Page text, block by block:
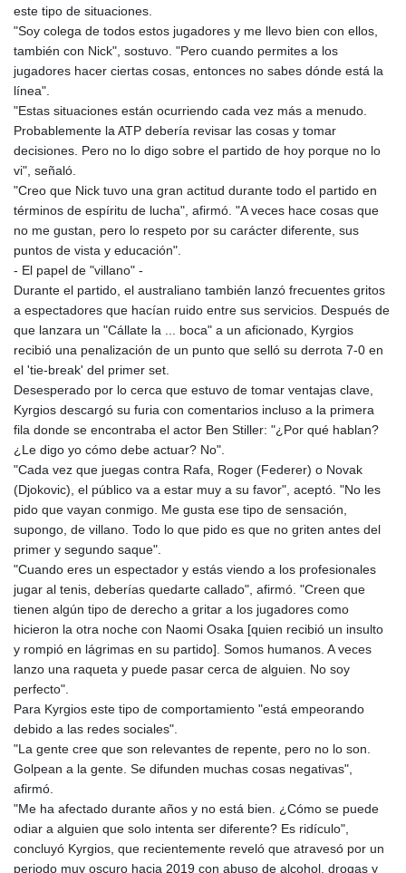
este tipo de situaciones.
"Soy colega de todos estos jugadores y me llevo bien con ellos,
también con Nick", sostuvo. "Pero cuando permites a los
jugadores hacer ciertas cosas, entonces no sabes dónde está la
línea".
"Estas situaciones están ocurriendo cada vez más a menudo.
Probablemente la ATP debería revisar las cosas y tomar
decisiones. Pero no lo digo sobre el partido de hoy porque no lo
vi", señaló.
"Creo que Nick tuvo una gran actitud durante todo el partido en
términos de espíritu de lucha", afirmó. "A veces hace cosas que
no me gustan, pero lo respeto por su carácter diferente, sus
puntos de vista y educación".
- El papel de "villano" -
Durante el partido, el australiano también lanzó frecuentes gritos
a espectadores que hacían ruido entre sus servicios. Después de
que lanzara un "Cállate la ... boca" a un aficionado, Kyrgios
recibió una penalización de un punto que selló su derrota 7-0 en
el 'tie-break' del primer set.
Desesperado por lo cerca que estuvo de tomar ventajas clave,
Kyrgios descargó su furia con comentarios incluso a la primera
fila donde se encontraba el actor Ben Stiller: "¿Por qué hablan?
¿Le digo yo cómo debe actuar? No".
"Cada vez que juegas contra Rafa, Roger (Federer) o Novak
(Djokovic), el público va a estar muy a su favor", aceptó. "No les
pido que vayan conmigo. Me gusta ese tipo de sensación,
supongo, de villano. Todo lo que pido es que no griten antes del
primer y segundo saque".
"Cuando eres un espectador y estás viendo a los profesionales
jugar al tenis, deberías quedarte callado", afirmó. "Creen que
tienen algún tipo de derecho a gritar a los jugadores como
hicieron la otra noche con Naomi Osaka [quien recibió un insulto
y rompió en lágrimas en su partido]. Somos humanos. A veces
lanzo una raqueta y puede pasar cerca de alguien. No soy
perfecto".
Para Kyrgios este tipo de comportamiento "está empeorando
debido a las redes sociales".
"La gente cree que son relevantes de repente, pero no lo son.
Golpean a la gente. Se difunden muchas cosas negativas",
afirmó.
"Me ha afectado durante años y no está bien. ¿Cómo se puede
odiar a alguien que solo intenta ser diferente? Es ridículo",
concluyó Kyrgios, que recientemente reveló que atravesó por un
periodo muy oscuro hacia 2019 con abuso de alcohol, drogas y